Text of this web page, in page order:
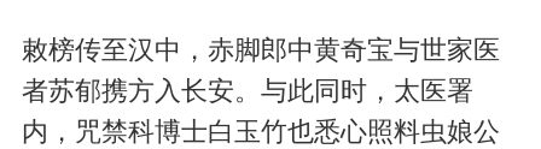
敕榜传至汉中，赤脚郎中黄奇宝与世家医
者苏郁携方入长安。与此同时，太医署
内，咒禁科博士白玉竹也悉心照料虫娘公